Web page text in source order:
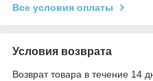
Все условия оплаты
Условия возврата
Возврат товара в течение 14